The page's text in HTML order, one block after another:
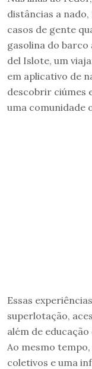
distâncias a
casos de gente
gasolina do barco
del Islote, um
em aplicativo de
descobrir ciúmes
uma comunidade
Essas
superlotação,
além de
Ao mesmo
coletivos e uma